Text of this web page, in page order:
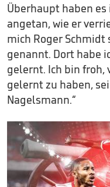
Überhaupt haben
angetan, wie er
mich Roger Schmidt
genannt. Dort habe
gelernt. Ich bin froh,
gelernt zu haben,
Nagelsmann.“